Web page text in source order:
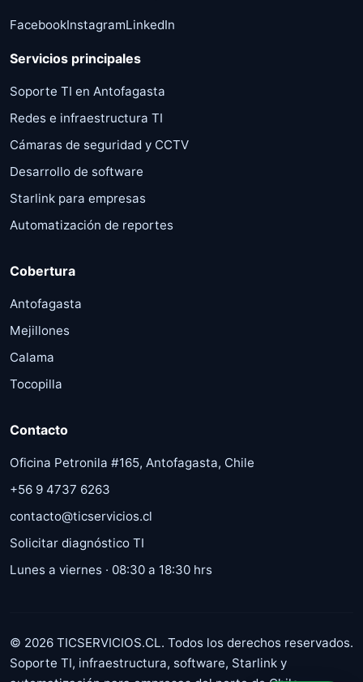
FacebookInstagramLinkedIn
Servicios principales
Soporte TI en Antofagasta
Redes e infraestructura TI
Cámaras de seguridad y CCTV
Desarrollo de software
Starlink para empresas
Automatización de reportes
Cobertura
Antofagasta
Mejillones
Calama
Tocopilla
Contacto
Oficina Petronila #165, Antofagasta, Chile
+56 9 4737 6263
contacto@ticservicios.cl
Solicitar diagnóstico TI
Lunes a viernes · 08:30 a 18:30 hrs
© 2026 TICSERVICIOS.CL. Todos los derechos reservados.
Soporte TI, infraestructura, software, Starlink y